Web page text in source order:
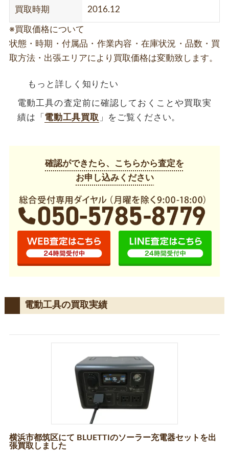
買取時期 2016.12
※買取価格について
状態・時期・付属品・作業内容・在庫状況・品数・買
取方法・出張エリアにより買取価格は変動致します。
もっと詳しく知りたい
電動工具の査定前に確認しておくことや買取実
績は「 電動工具買取 」をご覧ください。
確認ができたら、こちらから査定を
お申し込みください
電動工具の買取実績
横浜市都筑区にて BLUETTIのソーラー充電器セットを出
張買取しました